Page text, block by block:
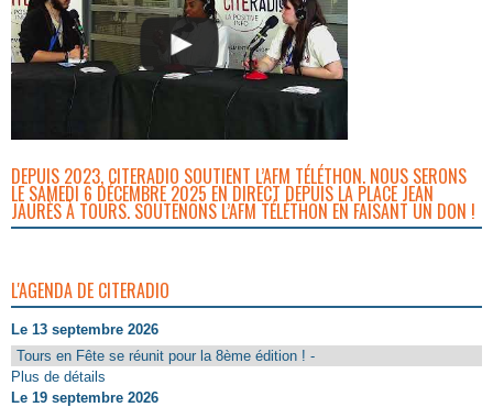
DEPUIS 2023, CITERADIO SOUTIENT L’AFM TÉLÉTHON. NOUS SERONS
LE SAMEDI 6 DÉCEMBRE 2025 EN DIRECT DEPUIS LA PLACE JEAN
JAURÈS À TOURS. SOUTENONS L’AFM TÉLÉTHON EN FAISANT UN DON !
L'AGENDA DE CITERADIO
Le 13 septembre 2026
Tours en Fête se réunit pour la 8ème édition ! -
Plus de détails
Le 19 septembre 2026